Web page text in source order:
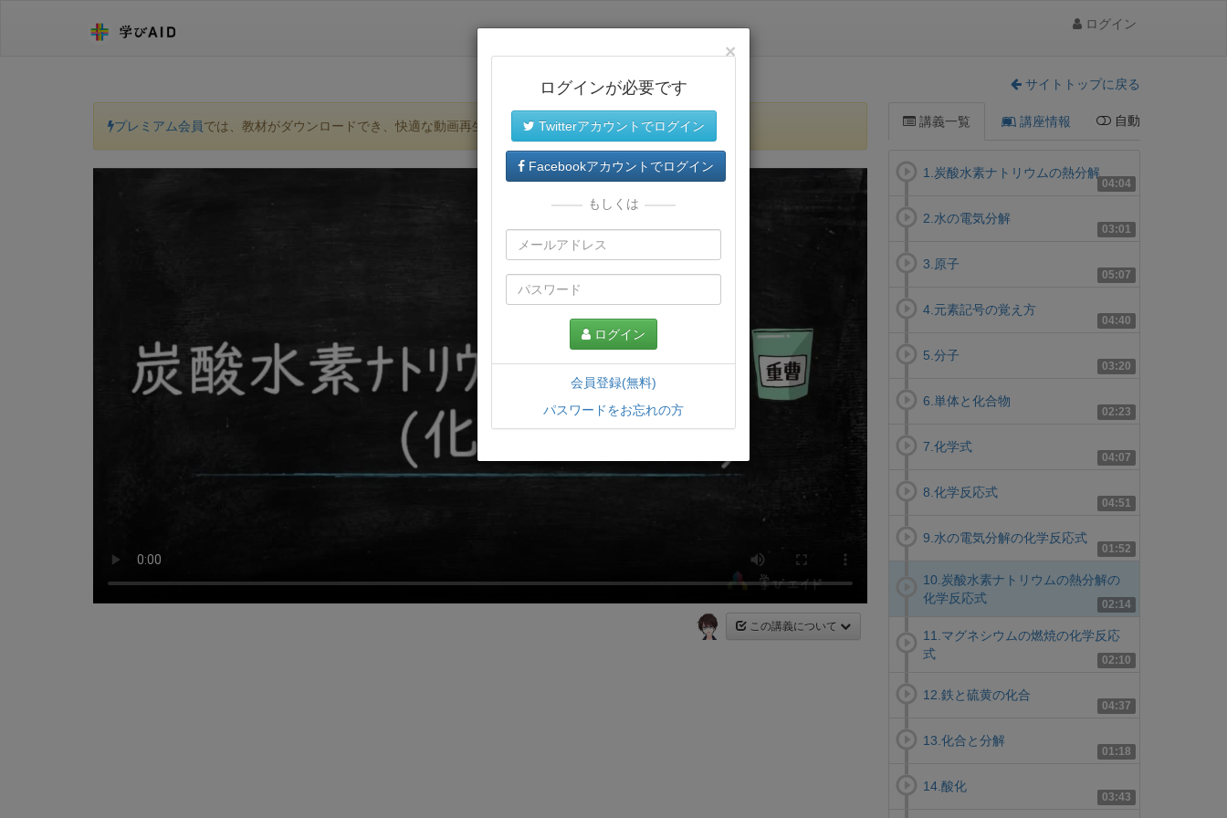
ログイン
サイトトップに戻る
プレミアム会員では、教材がダウンロードでき、快適な動画再生環境が提供されます。
この講義について
講義一覧 講座情報 自動
04:04
1.炭酸水素ナトリウムの熱分解
03:01
2.水の電気分解
05:07
3.原子
04:40
4.元素記号の覚え方
03:20
5.分子
02:23
6.単体と化合物
04:07
7.化学式
04:51
8.化学反応式
01:52
9.水の電気分解の化学反応式
02:14
10.炭酸水素ナトリウムの熱分解の
化学反応式
02:10
11.マグネシウムの燃焼の化学反応
式
04:37
12.鉄と硫黄の化合
01:18
13.化合と分解
03:43
14.酸化
×
ログインが必要です
Twitterアカウントでログイン
Facebookアカウントでログイン
もしくは
ログイン
会員登録(無料)
パスワードをお忘れの方